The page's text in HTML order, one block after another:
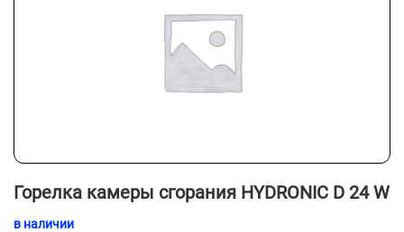
Горелка камеры сгорания HYDRONIC D 24 W
в наличии